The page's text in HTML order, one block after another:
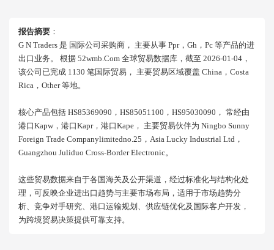
报告摘要 ：
G N Traders 是 国际公司采购商， 主要从事 Ppr，gh，pc 等产品的进
出口业务。 根据 52wmb.com 全球贸易数据库，截至 2026-01-04，
该公司已完成 1130 笔国际贸易， 主要贸易区域覆盖 China，costa
Rica，other 等地。
核心产品包括 HS85369090，HS85051100，HS95030090， 常经由
港口kapw，港口kapr，港口kape， 主要贸易伙伴为 Ningbo Sunny
Foreign Trade Companylimitedno.25，asia Lucky Industrial Ltd，
Guangzhou Juliduo Cross-Border Electronic。
这些贸易数据来自于各国海关及公开渠道，经过标准化与结构化处
理，可反映企业进出口趋势与主要市场布局，适用于市场趋势分
析、竞争对手研究、港口运输规划、供应链优化及国际客户开发，
为跨境贸易决策提供可靠支持。